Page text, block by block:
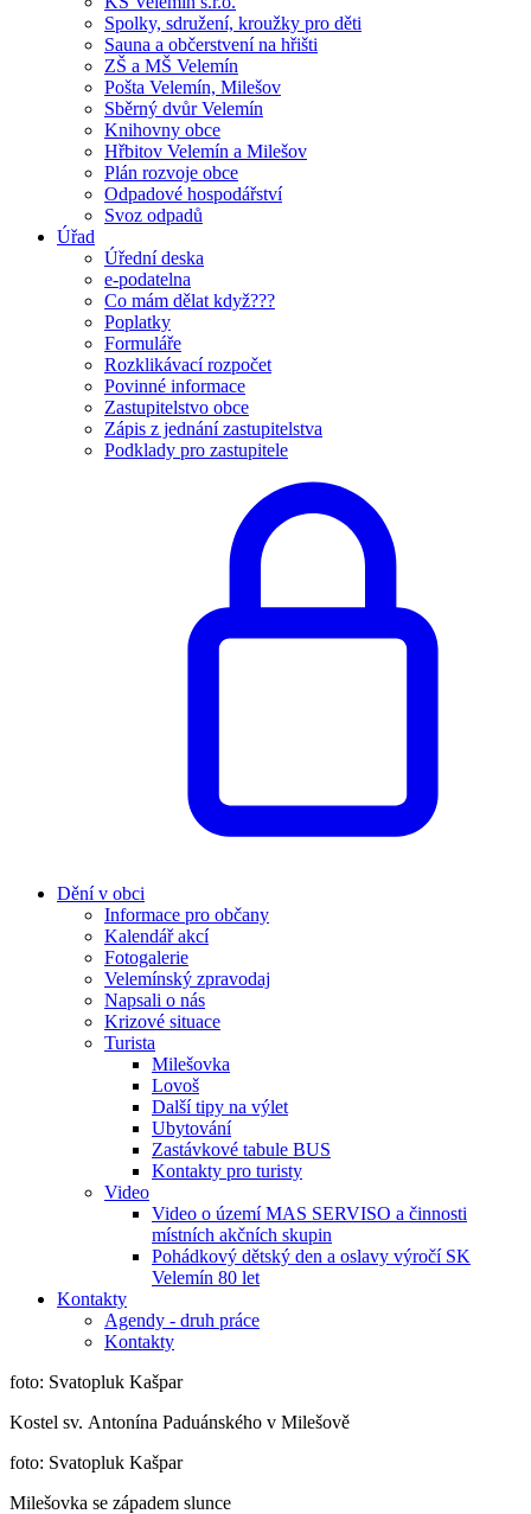
Spolky, sdružení, kroužky pro děti
Sauna a občerstvení na hřišti
ZŠ a MŠ Velemín
Pošta Velemín, Milešov
Sběrný dvůr Velemín
Knihovny obce
Hřbitov Velemín a Milešov
Plán rozvoje obce
Odpadové hospodářství
Svoz odpadů
Úřad
Úřední deska
e-podatelna
Co mám dělat když???
Poplatky
Formuláře
Rozklikávací rozpočet
Povinné informace
Zastupitelstvo obce
Zápis z jednání zastupitelstva
Podklady pro zastupitele
Dění v obci
Informace pro občany
Kalendář akcí
Fotogalerie
Velemínský zpravodaj
Napsali o nás
Krizové situace
Turista
Milešovka
Lovoš
Další tipy na výlet
Ubytování
Zastávkové tabule BUS
Kontakty pro turisty
Video
Video o území MAS SERVISO a činnosti
místních akčních skupin
Pohádkový dětský den a oslavy výročí SK
Velemín 80 let
Kontakty
Agendy - druh práce
Kontakty
foto: Svatopluk Kašpar
Kostel sv. Antonína Paduánského v Milešově
foto: Svatopluk Kašpar
Milešovka se západem slunce